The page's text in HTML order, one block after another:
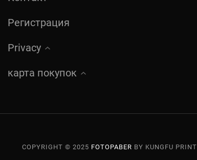
Регистрация
Privacy
карта покупок
COPYRIGHT © 2025 FOTOPABER BY KUNGFU PRINT